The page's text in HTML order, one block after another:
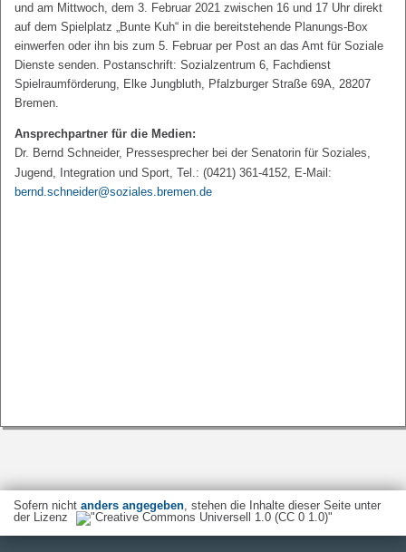
und am Mittwoch, dem 3. Februar 2021 zwischen 16 und 17 Uhr direkt
auf dem Spielplatz „Bunte Kuh“ in die bereitstehende Planungs-Box
einwerfen oder ihn bis zum 5. Februar per Post an das Amt für Soziale
Dienste senden. Postanschrift: Sozialzentrum 6, Fachdienst
Spielraumförderung, Elke Jungbluth, Pfalzburger Straße 69A, 28207
Bremen.
Ansprechpartner für die Medien:
Dr. Bernd Schneider, Pressesprecher bei der Senatorin für Soziales,
Jugend, Integration und Sport, Tel.: (0421) 361-4152, E-Mail:
bernd.schneider@soziales.bremen.de
Sofern nicht anders angegeben, stehen die Inhalte dieser Seite unter
der Lizenz